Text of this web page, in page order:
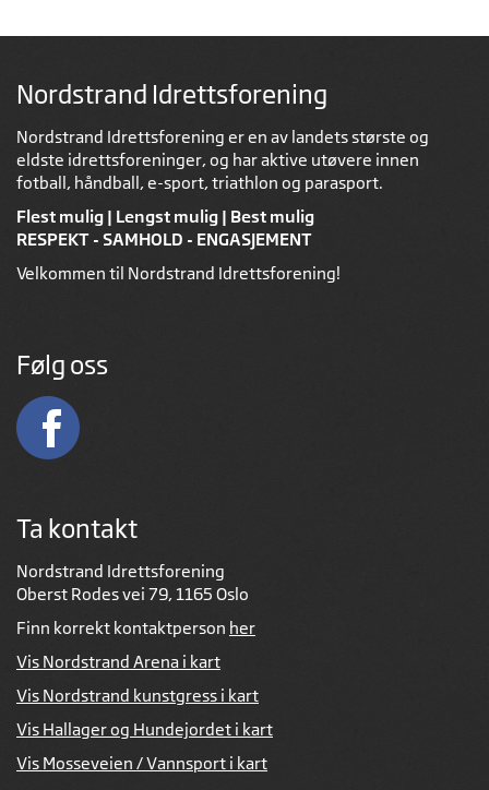
Nordstrand Idrettsforening
Nordstrand Idrettsforening er en av landets største og
eldste idrettsforeninger, og har aktive utøvere innen
fotball, håndball, e-sport, triathlon og parasport.
Flest mulig | Lengst mulig | Best mulig
RESPEKT - SAMHOLD - ENGASJEMENT
Velkommen til Nordstrand Idrettsforening!
Følg oss
Ta kontakt
Nordstrand Idrettsforening
Oberst Rodes vei 79, 1165 Oslo
Finn korrekt kontaktperson her
Vis Nordstrand Arena i kart
Vis Nordstrand kunstgress i kart
Vis Hallager og Hundejordet i kart
Vis Mosseveien / Vannsport i kart